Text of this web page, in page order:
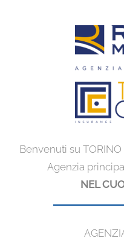
Benvenuti su
Agenzia
NEL